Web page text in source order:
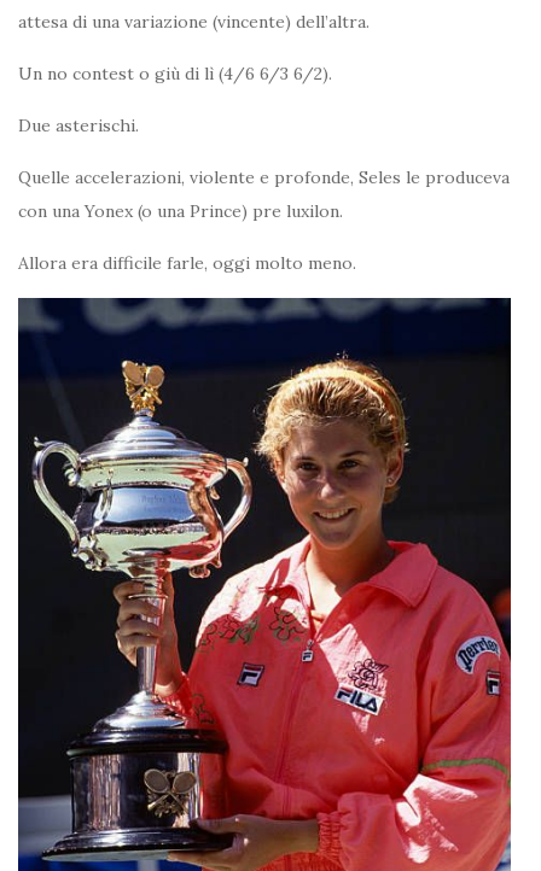
attesa di una variazione (vincente) dell’altra.
Un no contest o giù di lì (4/6 6/3 6/2).
Due asterischi.
Quelle accelerazioni, violente e profonde, Seles le produceva
con una Yonex (o una Prince) pre luxilon.
Allora era difficile farle, oggi molto meno.